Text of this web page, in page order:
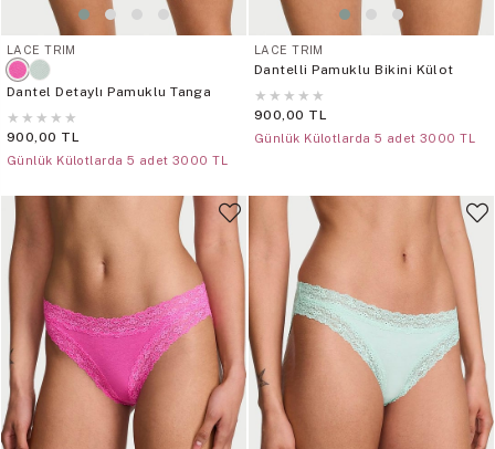
LACE TRIM
Dantel Detaylı Pamuklu Tanga
★ ★ ★ ★ ★
900,00 TL
Günlük Külotlarda 5 adet 3000 TL
LACE TRIM
Dantelli Pamuklu Bikini Külot
★ ★ ★ ★ ★
900,00 TL
Günlük Külotlarda 5 adet 3000 TL